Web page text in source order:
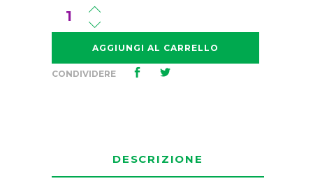
Girl
Cookies
quantità
AGGIUNGI AL CARRELLO
CONDIVIDERE
DESCRIZIONE